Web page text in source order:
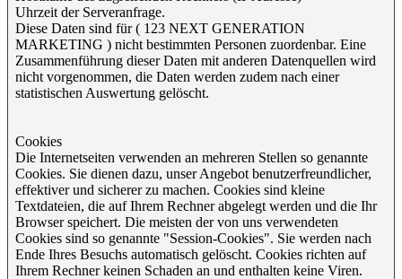
Uhrzeit der Serveranfrage.
Diese Daten sind für ( 123 NEXT GENERATION
MARKETING ) nicht bestimmten Personen zuordenbar. Eine
Zusammenführung dieser Daten mit anderen Datenquellen wird
nicht vorgenommen, die Daten werden zudem nach einer
statistischen Auswertung gelöscht.
Cookies
Die Internetseiten verwenden an mehreren Stellen so genannte
Cookies. Sie dienen dazu, unser Angebot benutzerfreundlicher,
effektiver und sicherer zu machen. Cookies sind kleine
Textdateien, die auf Ihrem Rechner abgelegt werden und die Ihr
Browser speichert. Die meisten der von uns verwendeten
Cookies sind so genannte "Session-Cookies". Sie werden nach
Ende Ihres Besuchs automatisch gelöscht. Cookies richten auf
Ihrem Rechner keinen Schaden an und enthalten keine Viren.